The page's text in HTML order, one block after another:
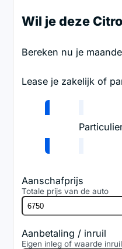
Wil je deze
Bereken nu je
Lease je zakelijk of
Aanschafprijs
Totale prijs van de auto
Aanbetaling / inruil
Eigen inleg of waarde